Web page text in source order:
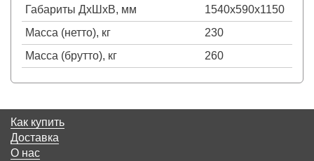
Габариты ДхШхВ, мм
1540х590х1150
Масса (нетто), кг
230
Масса (брутто), кг
260
Как купить
Доставка
О нас